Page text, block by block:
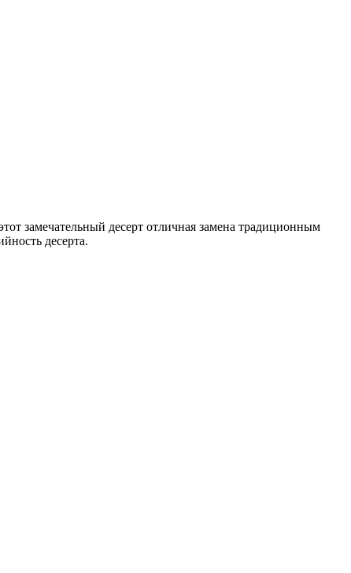
замечательный десерт отличная замена традиционным
десерта.